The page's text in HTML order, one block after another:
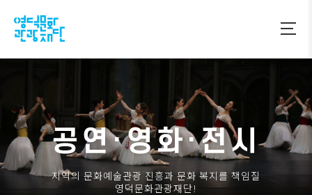
공연·영화·전시
지역의 문화예술관광 진흥과 문화 복지를 책임질
영덕문화관광재단!